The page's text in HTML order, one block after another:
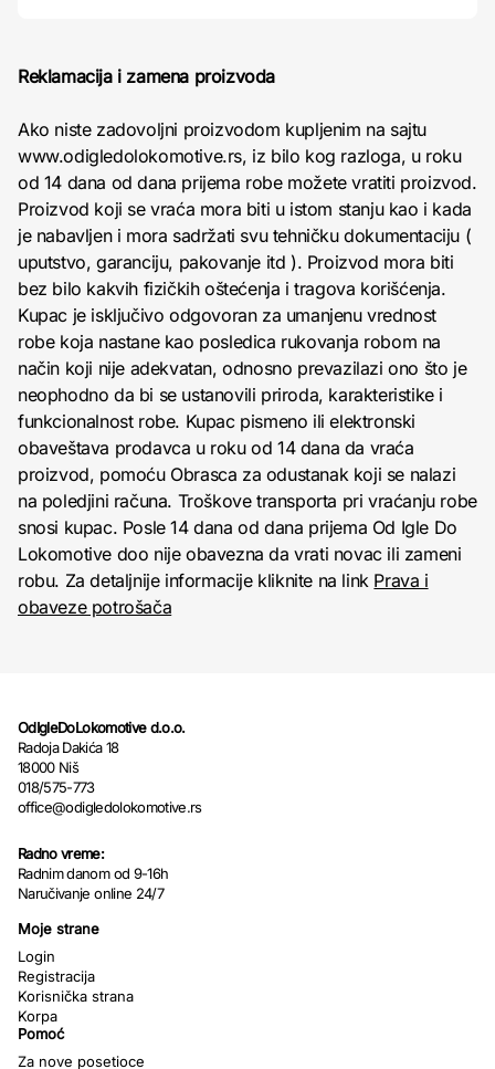
Reklamacija i zamena proizvoda
Ako niste zadovoljni proizvodom kupljenim na sajtu
www.odigledolokomotive.rs, iz bilo kog razloga, u roku
od 14 dana od dana prijema robe možete vratiti proizvod.
Proizvod koji se vraća mora biti u istom stanju kao i kada
je nabavljen i mora sadržati svu tehničku dokumentaciju (
uputstvo, garanciju, pakovanje itd ). Proizvod mora biti
bez bilo kakvih fizičkih oštećenja i tragova korišćenja.
Kupac je isključivo odgovoran za umanjenu vrednost
robe koja nastane kao posledica rukovanja robom na
način koji nije adekvatan, odnosno prevazilazi ono što je
neophodno da bi se ustanovili priroda, karakteristike i
funkcionalnost robe. Kupac pismeno ili elektronski
obaveštava prodavca u roku od 14 dana da vraća
proizvod, pomoću Obrasca za odustanak koji se nalazi
na poledjini računa. Troškove transporta pri vraćanju robe
snosi kupac. Posle 14 dana od dana prijema Od Igle Do
Lokomotive doo nije obavezna da vrati novac ili zameni
robu. Za detaljnije informacije kliknite na link Prava i
obaveze potrošača
OdIgleDoLokomotive d.o.o.
Radoja Dakića 18
18000 Niš
018/575-773
office@odigledolokomotive.rs
Radno vreme:
Radnim danom od 9-16h
Naručivanje online 24/7
Moje strane
Login
Registracija
Korisnička strana
Korpa
Pomoć
Za nove posetioce